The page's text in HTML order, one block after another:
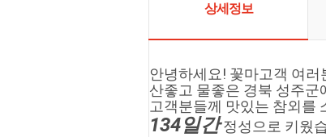
상세정보
안녕하세요! 꽃마고객 여러
산좋고 물좋은 경북 성주군
고객분들께 맛있는 참외를
134일간 정성으로 키웠